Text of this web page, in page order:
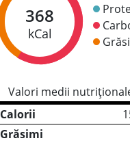
368
kCal
Valori medii
Calorii
Grăsimi